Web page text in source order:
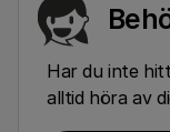
Har du inte
alltid höra av